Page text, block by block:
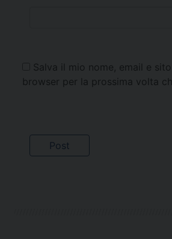
Salva il mio nome, email e
browser per la prossima volta